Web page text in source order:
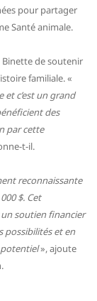
pour partager
Santé animale.
Binette de soutenir
familiale. «
et c’est un grand
des
par cette
t-il.
reconnaissante
$. Cet
soutien financier
possibilités et en
potentiel», ajoute